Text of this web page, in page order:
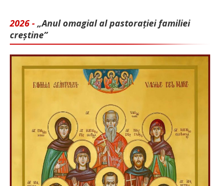
2026 - „Anul omagial al pastorației familiei
creștine”